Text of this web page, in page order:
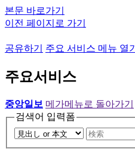
본문 바로가기
이전 페이지로 가기
공유하기 주요 서비스 메뉴 열기
주요서비스
중앙일보 메가메뉴로 돌아가기
검색어 입력폼